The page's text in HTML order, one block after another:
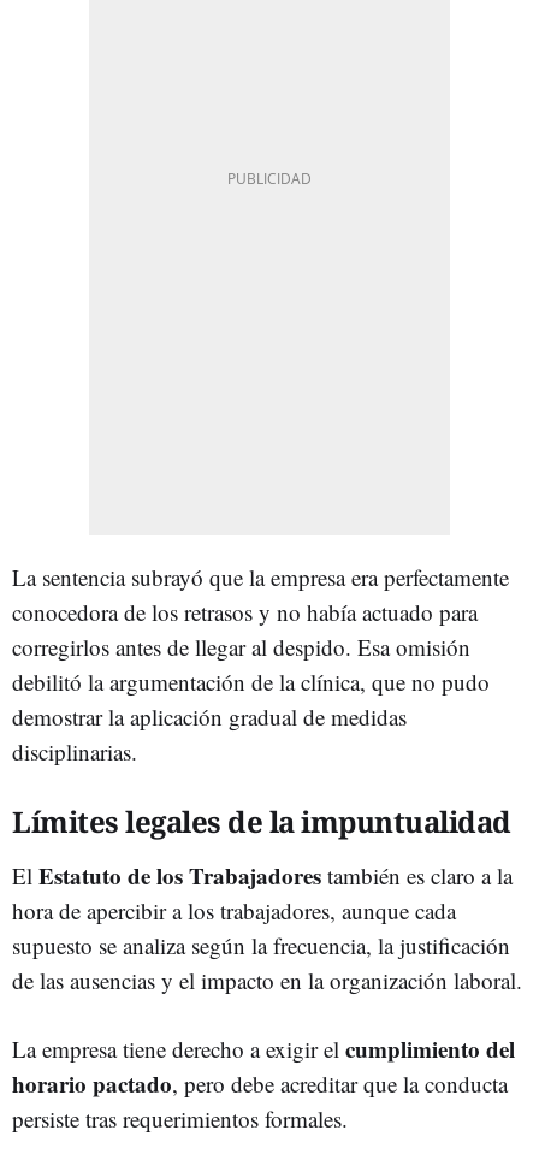
La sentencia subrayó que la empresa era perfectamente
conocedora de los retrasos y no había actuado para
corregirlos antes de llegar al despido. Esa omisión
debilitó la argumentación de la clínica, que no pudo
demostrar la aplicación gradual de medidas
disciplinarias.
Límites legales de la impuntualidad
El Estatuto de los Trabajadores también es claro a la
hora de apercibir a los trabajadores, aunque cada
supuesto se analiza según la frecuencia, la justificación
de las ausencias y el impacto en la organización laboral.
La empresa tiene derecho a exigir el cumplimiento del
horario pactado, pero debe acreditar que la conducta
persiste tras requerimientos formales.